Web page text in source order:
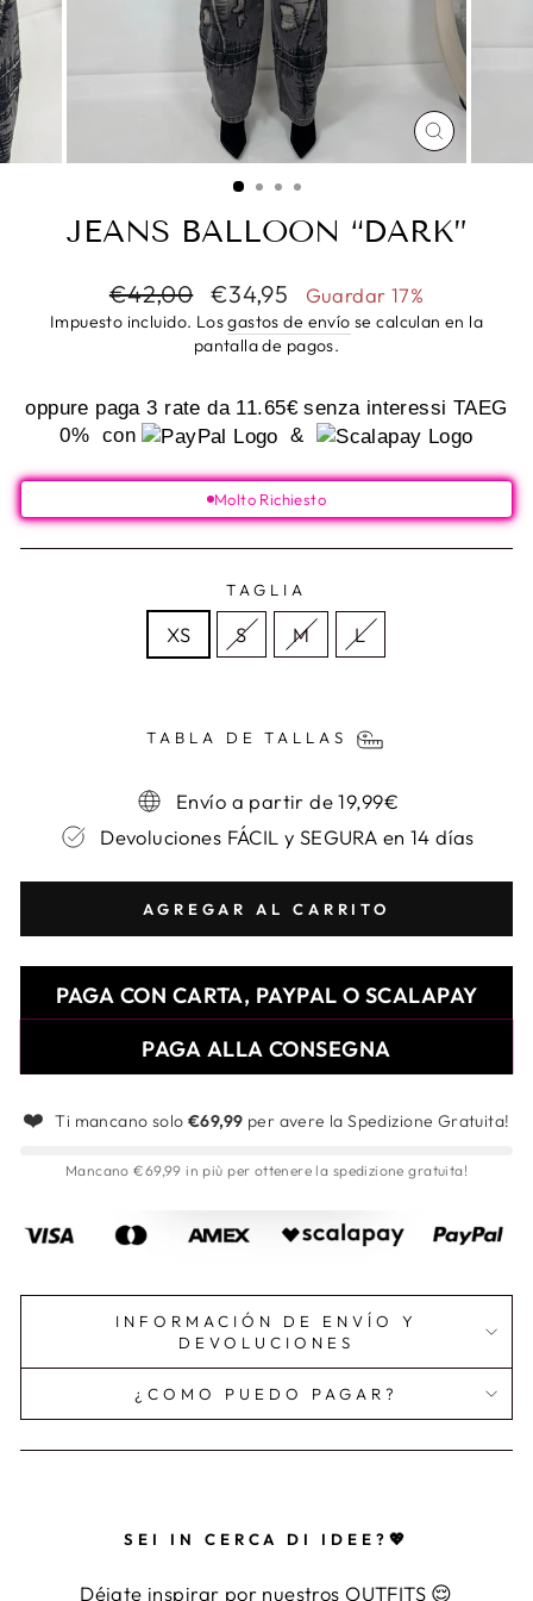
CERRAR
(ESC)
JEANS BALLOON “DARK”
Precio
habitual
€42,00
Precio
de
oferta
€34,95 Guardar 17%
Impuesto incluido. Losgastos de envío se calculan en la
pantalla de pagos.
oppure paga 3 rate da 11.65€senza interessi TAEG
0% con &
Molto Richiesto
TAGLIA
XS S M L
TABLA DE TALLAS
Envío a partir de 19,99€
Devoluciones FÁCIL y SEGURA en 14 días
AGREGAR AL CARRITO
PAGA CON CARTA, PAYPAL O SCALAPAY
PAGA ALLA CONSEGNA
❤️ Ti mancano solo €69,99 per avere la Spedizione Gratuita!
Mancano €69,99 in più per ottenere la spedizione gratuita!
INFORMACIÓN DE ENVÍO Y
DEVOLUCIONES
¿COMO PUEDO PAGAR?
SEI IN CERCA DI IDEE?💖
Déjate inspirar por nuestros OUTFITS 😌